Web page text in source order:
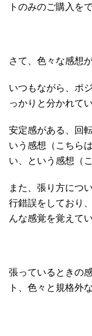
トのみのご購入を
さて、色々な感想
いつもながら、ポ
っかりと分かれてい
安定感がある、回
いう感想（こちら
い、という感想（
また、張り方につ
行錯誤をしており
んな感覚を覚えてい
張っているときの
ト、色々と規格外